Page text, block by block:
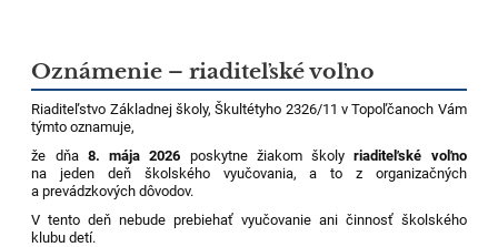
Oznámenie – riaditeľské voľno
Riaditeľstvo Základnej školy, Škultétyho 2326/11 v Topoľčanoch Vám
týmto oznamuje,
že dňa 8. mája 2026 poskytne žiakom školyriaditeľské voľno
na jeden deň školského vyučovania, a to z organizačných
a prevádzkových dôvodov.
V tento deň nebude prebiehať vyučovanie ani činnosť školského
klubu detí.